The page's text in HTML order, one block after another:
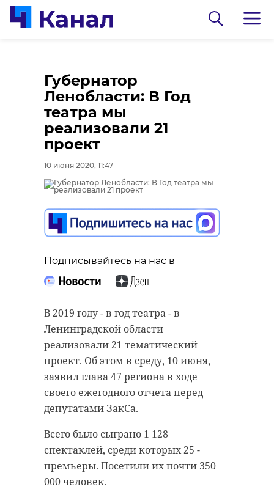
Губернатор
Ленобласти: В Год
театра мы
реализовали 21
проект
10 июня 2020, 11:47
Подписывайтесь на нас в
В 2019 году - в год театра - в
Ленинградской области
реализовали 21 тематический
проект. Об этом в среду, 10 июня,
заявил глава 47 региона в ходе
своего ежегодного отчета перед
депутатами ЗакСа.
Всего было сыграно 1 128
спектаклей, среди которых 25 -
премьеры. Посетили их почти 350
000 человек.
0:00
В Гатчинском районе
добровольцы
реставрируют
“особняк с
века
Подписывайтесь на нас в
Сейчас расчищают рамы, снимают
старый слой краски.
0:00
Сосновоборец
разгадал тайну
могилы на
старинном кладбище
об истории города
Подписывайтесь на нас в
Руслан Семенченко мечтает,
чтобы историки-профессионалы